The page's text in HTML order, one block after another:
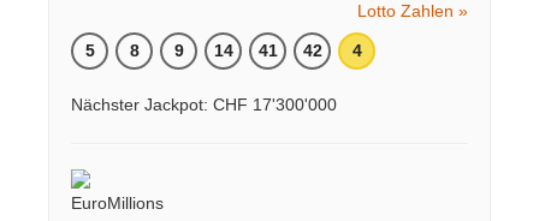
Lotto Zahlen »
5 8 9 14 41 42 4
Nächster Jackpot: CHF 17'300'000